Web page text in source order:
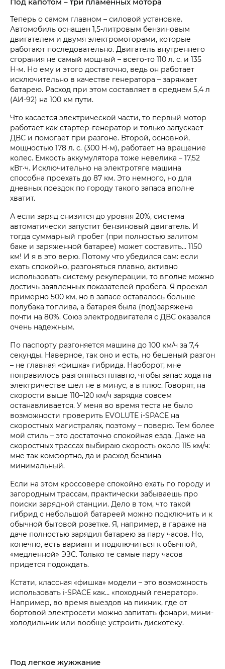
Теперь о самом главном – силовой установке.
Автомобиль оснащен 1,5-литровым бензиновым
двигателем и двумя электромоторами, которые
работают последовательно. Двигатель внутреннего
сгорания не самый мощный – всего-то 110 л. с. и 135
Н∙м. Но ему и этого достаточно, ведь он работает
исключительно в качестве генератора – заряжает
батарею. Расход при этом составляет в среднем 5,4 л
(АИ-92) на 100 км пути.
Что касается электрической части, то первый мотор
работает как стартер-генератор и только запускает
ДВС и помогает при разгоне. Второй, основной,
мощностью 178 л. с. (300 Н∙м), работает на вращение
колес. Емкость аккумулятора тоже невелика – 17,52
кВт·ч. Исключительно на электротяге машина
способна проехать до 87 км. Это немного, но для
дневных поездок по городу такого запаса вполне
хватит.
А если заряд снизится до уровня 20%, система
автоматически запустит бензиновый двигатель. И
тогда суммарный пробег (при полностью залитом
баке и заряженной батарее) может составить… 1150
км! И я в это верю. Потому что убедился сам: если
ехать спокойно, разгоняться плавно, активно
использовать систему рекуперации, то вполне можно
достичь заявленных показателей пробега. Я проехал
примерно 500 км, но в запасе оставалось больше
полубака топлива, а батарея была (под)заряжена
почти на 80%. Союз электродвигателя с ДВС оказался
очень надежным.
По паспорту разгоняется машина до 100 км/ч за 7,4
секунды. Наверное, так оно и есть, но бешеный разгон
– не главная «фишка» гибрида. Наоборот, мне
понравилось разгоняться плавно, чтобы запас хода на
электричестве шел не в минус, а в плюс. Говорят, на
скорости выше 110–120 км/ч зарядка совсем
останавливается. У меня во время теста не было
возможности проверить EVOLUTE i‑SPACE на
скоростных магистралях, поэтому – поверю. Тем более
мой стиль – это достаточно спокойная езда. Даже на
скоростных трассах выбираю скорость около 115 км/ч:
мне так комфортно, да и расход бензина
минимальный.
Если на этом кроссовере спокойно ехать по городу и
загородным трассам, практически забываешь про
поиски зарядной станции. Дело в том, что такой
гибрид с небольшой батареей можно подключить и к
обычной бытовой розетке. Я, например, в гараже на
даче полностью зарядил батарею за пару часов. Но,
конечно, есть вариант и подключиться к обычной,
«медленной» ЭЗС. Только те самые пару часов
придется подождать.
Кстати, классная «фишка» модели – это возможность
использовать i‑SPACE как… «походный генератор».
Например, во время выездов на пикник, где от
бортовой электросети можно запитать фонари, мини-
холодильник или вообще устроить дискотеку.
Под легкое жужжание